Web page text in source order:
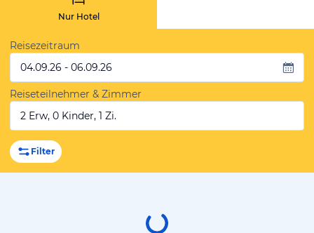
Nur Hotel
Reisezeitraum
04.09.26 - 06.09.26
Reiseteilnehmer & Zimmer
2 Erw, 0 Kinder, 1 Zi.
Filter